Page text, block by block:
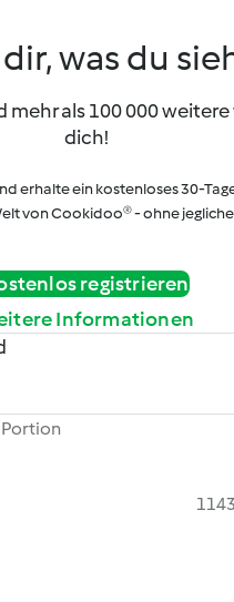
was du
mehr als 100 000
dich!
erhalte ein kostenloses 30-
von Cookidoo® - ohne
registrieren
Informationen